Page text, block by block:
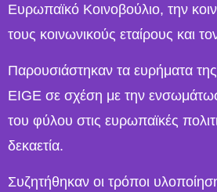
Ευρωπαϊκό Κοινοβούλιο, την
τους κοινωνικούς εταίρους και
Παρουσιάστηκαν τα ευρήματα
EIGE σε σχέση με την
του φύλου στις ευρωπαϊκές
δεκαετία.
Συζητήθηκαν οι τρόποι